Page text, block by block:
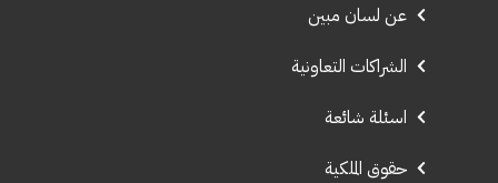
عن لسان مبين
الشراكات التعاونية
اسئلة شائعة
حقوق الملكية